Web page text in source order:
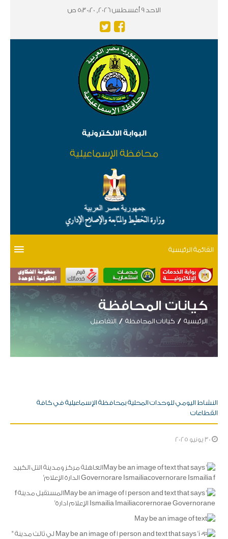
الاحد 9 أغسطس 2026, 5:30:20 ص
البوابة الالكترونية
محافظة الإسماعيلية
القائمة الرئيسية
كيانات المحافظة
الرئيسية كيانات المحافظة التفاصيل
النشاط اليومي للوحدات المحلية بمحافظة الإسماعيلية في كافة
القطاعات